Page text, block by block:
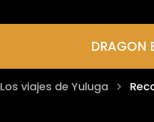
DRAGON
Los viajes de Yuluga